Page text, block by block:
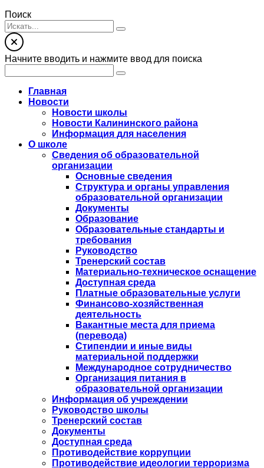
Поиск
Начните вводить и нажмите ввод для поиска
Главная
Новости
Новости школы
Новости Калининского района
Информация для населения
О школе
Сведения об образовательной
организации
Основные сведения
Структура и органы управления
образовательной организации
Документы
Образование
Образовательные стандарты и
требования
Руководство
Тренерский состав
Материально-техническое оснащение
Доступная среда
Платные образовательные услуги
Финансово-хозяйственная
деятельность
Вакантные места для приема
(перевода)
Стипендии и иные виды
материальной поддержки
Международное сотрудничество
Организация питания в
образовательной организации
Информация об учреждении
Руководство школы
Тренерский состав
Документы
Доступная среда
Противодействие коррупции
Противодействие идеологии терроризма